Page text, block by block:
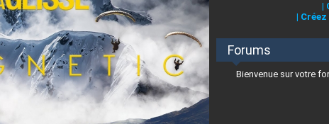
Aujourd'hui : T° Min : °C T° Max :°C Prévisions météo pour les jours à
Suivez en direct l'actualité des stations des Alpes-Maritimes
|
|
Forums
Bienvenue sur votre